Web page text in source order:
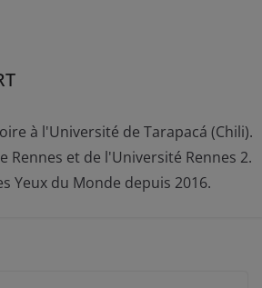
à l'Université de Tarapacá (Chili).
Rennes et de l'Université Rennes 2.
Yeux du Monde depuis 2016.